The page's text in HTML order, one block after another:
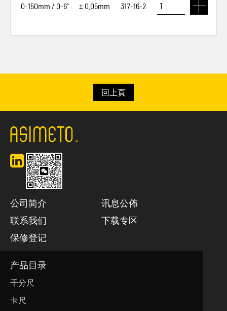
0-150mm / 0-6" ± 0.05mm 317-16-2
回上頁
公司简介
讯息公佈
联系我们
下载专区
保修登记
产品目录
千分尺
卡尺